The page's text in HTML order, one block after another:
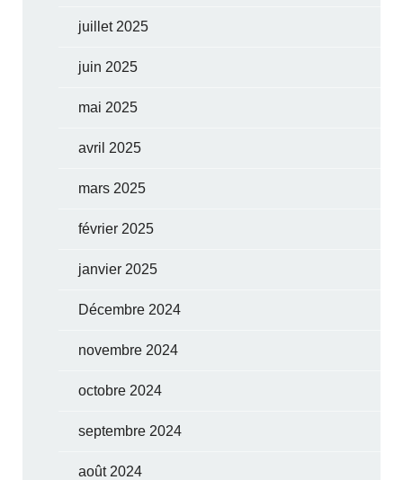
juillet 2025
juin 2025
mai 2025
avril 2025
mars 2025
février 2025
janvier 2025
Décembre 2024
novembre 2024
octobre 2024
septembre 2024
août 2024